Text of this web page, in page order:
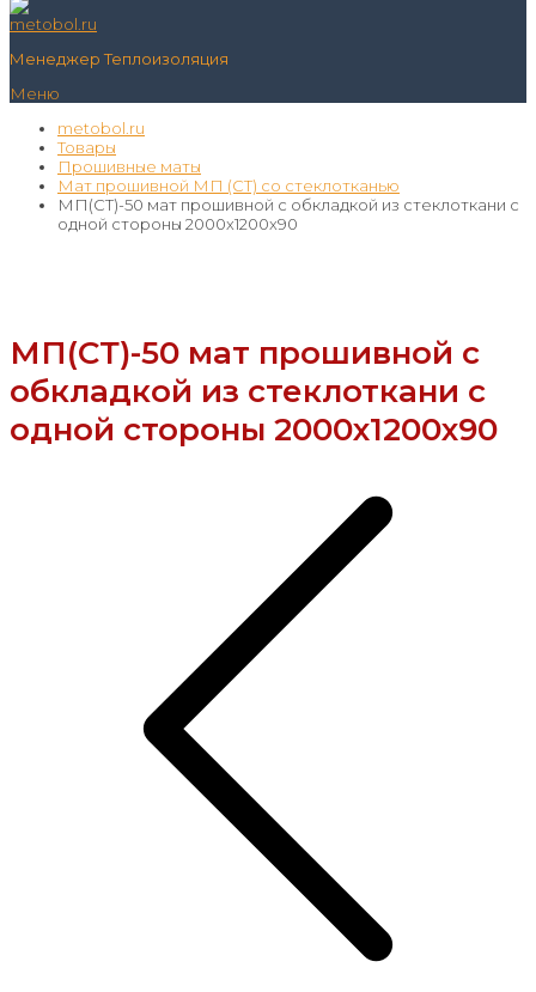
Менеджер Теплоизоляция
Меню
metobol.ru
Товары
Прошивные маты
Мат прошивной МП (СТ) со стеклотканью
МП(СТ)-50 мат прошивной с обкладкой из стеклоткани с
одной стороны 2000x1200x90
МП(СТ)-50 мат прошивной с
обкладкой из стеклоткани с
одной стороны 2000x1200x90